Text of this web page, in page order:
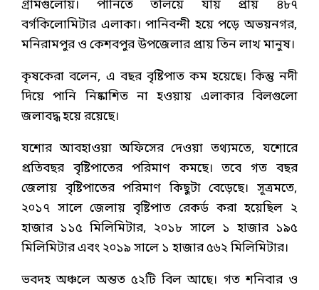
গ্রামগুলোয়। পানিতে তলিয়ে যায় প্রায় ৪৮৭
বর্গকিলোমিটার এলাকা। পানিবন্দী হয়ে পড়ে অভয়নগর,
মনিরামপুর ও কেশবপুর উপজেলার প্রায় তিন লাখ মানুষ।
কৃষকেরা বলেন, এ বছর বৃষ্টিপাত কম হয়েছে। কিন্তু নদী
দিয়ে পানি নিষ্কাশিত না হওয়ায় এলাকার বিলগুলো
জলাবদ্ধ হয়ে রয়েছে।
যশোর আবহাওয়া অফিসের দেওয়া তথ্যমতে, যশোরে
প্রতিবছর বৃষ্টিপাতের পরিমাণ কমছে। তবে গত বছর
জেলায় বৃষ্টিপাতের পরিমাণ কিছুটা বেড়েছে। সূত্রমতে,
২০১৭ সালে জেলায় বৃষ্টিপাত রেকর্ড করা হয়েছিল ২
হাজার ১১৫ মিলিমিটার, ২০১৮ সালে ১ হাজার ১৯৫
মিলিমিটার এবং ২০১৯ সালে ১ হাজার ৫৬২ মিলিমিটার।
ভবদহ অঞ্চলে অন্তত ৫২টি বিল আছে। গত শনিবার ও